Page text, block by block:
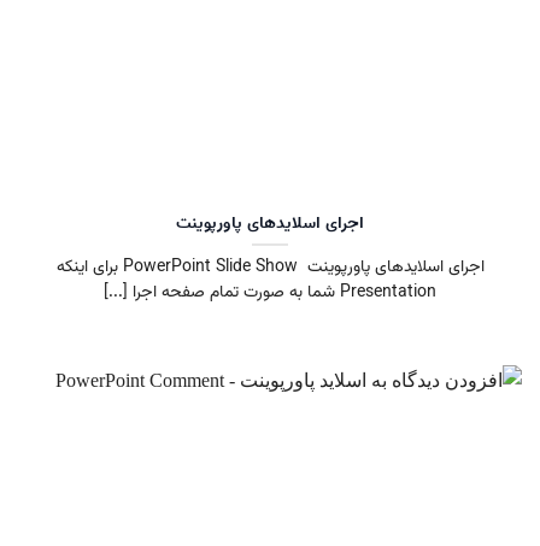
اجرای اسلایدهای پاورپوینت
اجرای اسلایدهای پاورپوینت PowerPoint Slide Show برای اینکه
Presentation شما به صورت تمام صفحه اجرا [...]